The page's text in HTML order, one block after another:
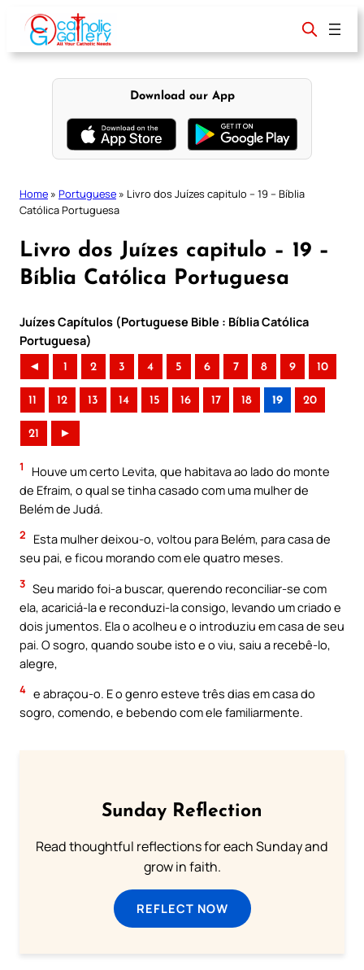
content
Download our App
Home » Portuguese » Livro dos Juízes capitulo – 19 – Bíblia
Católica Portuguesa
Livro dos Juízes capitulo – 19 –
Bíblia Católica Portuguesa
Juízes Capítulos (Portuguese Bible : Bíblia Católica
Portuguesa)
◄ 1 2 3 4 5 6 7 8 9 10
11 12 13 14 15 16 17 18 19 20
21 ►
1
Houve um certo Levita, que habitava ao lado do monte
de Efraim, o qual se tinha casado com uma mulher de
Belém de Judá.
2
Esta mulher deixou-o, voltou para Belém, para casa de
seu pai, e ficou morando com ele quatro meses.
3 Seu marido foi-a buscar, querendo reconciliar-se com
ela, acariciá-la e reconduzi-la consigo, levando um criado e
dois jumentos. Ela o acolheu e o introduziu em casa de seu
pai. O sogro, quando soube isto e o viu, saiu a recebê-lo,
alegre,
4 e abraçou-o. E o genro esteve três dias em casa do
sogro, comendo, e bebendo com ele familiarmente.
Sunday Reflection
Read thoughtful reflections for each Sunday and
grow in faith.
REFLECT NOW